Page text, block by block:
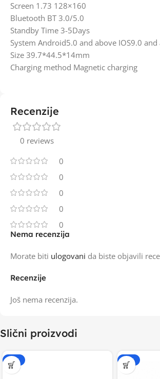
Screen 1.73 128×160
Bluetooth BT 3.0/5.0
Standby Time 3-5Days
System Android5.0 and above IOS9.0 and
Size 39.7*44.5*14mm
Charging method Magnetic charging
Recenzije
0 reviews
0
0
0
0
0
Recenzije
Još nema recenzija.
Nema recenzija
Morate biti ulogovani da biste objavili
Slični proizvodi
-15% -15%